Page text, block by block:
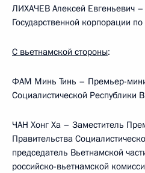
ЛИХАЧЕВ Алексей Евгеньевич
Государственной корпорации
С вьетнамской стороны:
ФАМ Минь Тинь – Премьер-
Социалистической Республики
ЧАН Хонг Ха – Заместитель
Правительства
председатель Вьетнамской
российско-вьетнамской